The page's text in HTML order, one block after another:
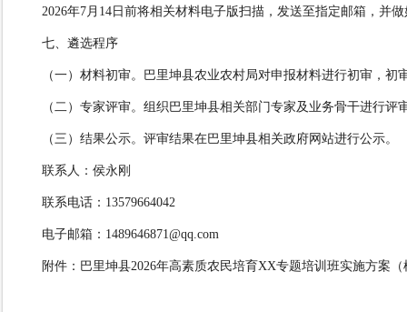
2026年7月 14 日前将相关材料电子版扫描，发送至指定邮箱 ， 并做
七、遴选程序
（一）材料初审。 巴里坤县农业农村局对申报材料进行初审，初
（二）专家评审。 组织 巴里坤县相关部门专家及业务骨干进行评
（三）结果公示。 评审结果在巴里坤县相关政府网站进行公示。
联系人： 侯永刚
联系电话： 13579664042
电子邮箱： 1489646871@qq.com
附件： 巴里坤县2026年高素质农民培育XX专题培训班实施方案（